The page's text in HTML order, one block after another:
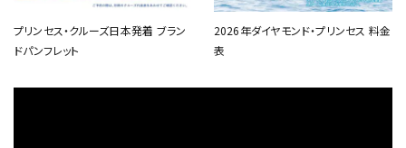
プリンセス・クルーズ日本発着 ブラン
ドパンフレット
2026年ダイヤモンド・プリンセス 料金
表